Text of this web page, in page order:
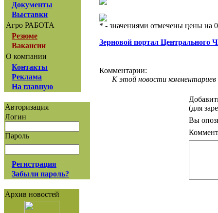
Документы
Выставки
Агро РАБОТА
Резюме
Вакансии
О компании
Контакты
Реклама
На главную
Авторизация
Логин
Пароль
Регистрация
Забыли пароль?
Архив новостей
* - значениями отмечены цены на
Зерновой портал Центрального
Комментарии:
К этой новости комментариев
(для
Вы